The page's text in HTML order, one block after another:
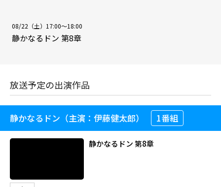
08/22（土）17:00～18:00
静かなるドン 第8章
放送予定の出演作品
静かなるドン（主演：伊藤健太郎） 1番組
静かなるドン 第8章